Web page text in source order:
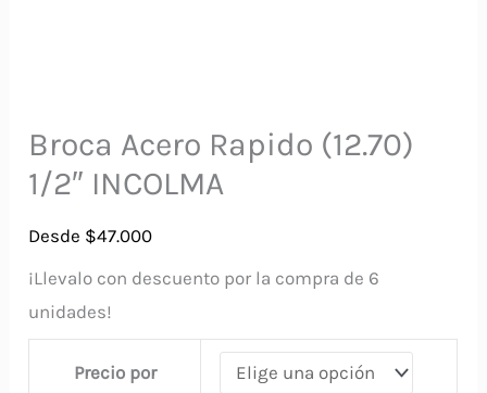
Broca Acero Rapido (12.70)
1/2″ INCOLMA
Desde $47.000
¡Llevalo con descuento por la compra de 6
unidades!
Precio por